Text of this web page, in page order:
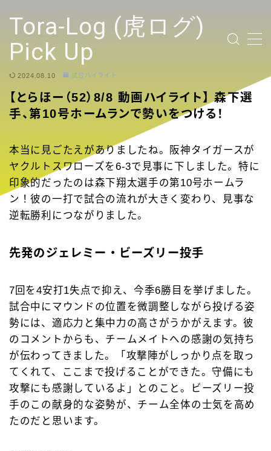
Tora-Log (虎ログ)
Pick Up
TOP PAGE
2024 Tigers Ticket
応援contents
YouTubeリンク投稿
選手
試合ハイライト
2024.08.10 試合ハイライト
【とらほー（52）8/8 動画ハイライト】 森下選
手、第10号ホームランで勢いをつける！
本当に見ごたえがありましたね。阪神タイガースが
ヤクルトスワローズを6-3で見事に下しました。特に
印象的だったのは森下翔太選手の第10号ホームラ
ン！彼の一打で試合の流れが大きく変わり、見事な
逆転勝利につながりました。
先発のジェレミー・ビーズリー投手
7回を4安打1失点で抑え、今季6勝目を挙げました。
試合中にマウンドの位置を微調整しながら投げる姿
勢には、適応力と集中力の高さがうかがえます。彼
のコメントからも、チームメイトへの感謝の気持ち
が伝わってきました。「攻撃陣がしっかり点を取っ
てくれて、ここまで投げることができた。守備にも
攻撃にも感謝しているよ」とのこと。ビーズリー投
手のこの献身的な姿勢が、チーム全体の士気を高め
たのだと思います。